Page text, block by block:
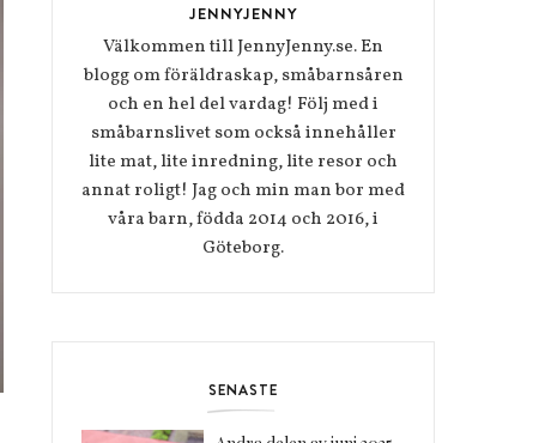
JENNYJENNY
Välkommen till JennyJenny.se. En
blogg om föräldraskap, småbarnsåren
och en hel del vardag! Följ med i
småbarnslivet som också innehåller
lite mat, lite inredning, lite resor och
annat roligt! Jag och min man bor med
våra barn, födda 2014 och 2016, i
Göteborg.
SENASTE